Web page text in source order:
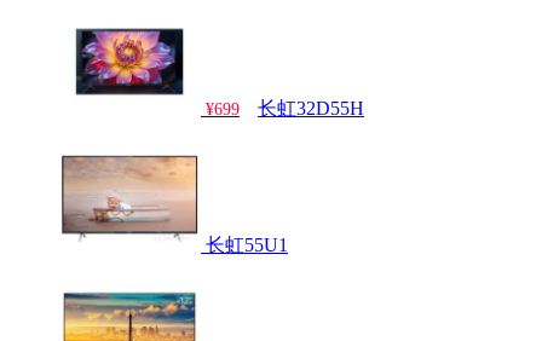
¥699 长虹32D55H
长虹55U1